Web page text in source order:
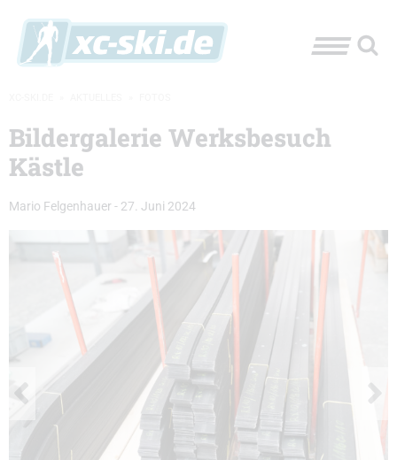
Bildergalerie Werksbesuch
Kästle
Mario Felgenhauer - 27. Juni 2024